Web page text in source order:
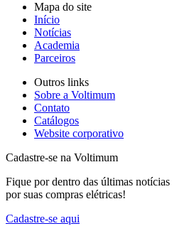
Mapa do site
Início
Notícias
Academia
Parceiros
Outros links
Sobre a Voltimum
Contato
Catálogos
Website corporativo
Cadastre-se na Voltimum
Fique por dentro das últimas
por suas compras elétricas!
Cadastre-se aqui